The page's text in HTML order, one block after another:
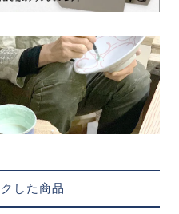
した商品